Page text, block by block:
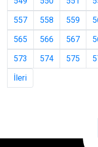
557
558 559
565
566 567
573
574 575
İleri